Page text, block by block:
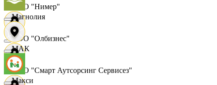
ООО "Нимер"
ООО "Олбизнес"
ООО "Смарт Аутсорсинг Сервисез"
Магнолия
МАК
Макси